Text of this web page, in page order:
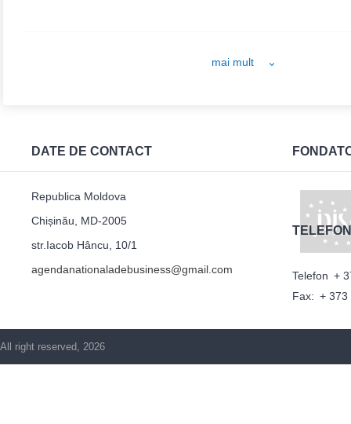
mai mult
DATE DE CONTACT
Republica Moldova
Chișinău, MD-2005
str.Iacob Hâncu, 10/1
agendanationaladebusiness@gmail.com
Telefon +
Fax: + 373
All right reserved, 2026